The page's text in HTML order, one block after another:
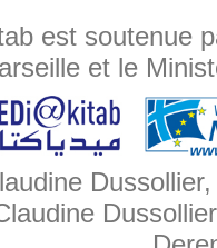
est soutenue
et le